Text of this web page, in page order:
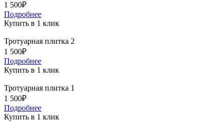
1 500₽
Подробнее
Купить в 1 клик
Тротуарная плитка 2
1 500₽
Подробнее
Купить в 1 клик
Тротуарная плитка 1
1 500₽
Подробнее
Купить в 1 клик